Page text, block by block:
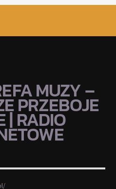
MUZY –
PRZEBOJE
| RADIO